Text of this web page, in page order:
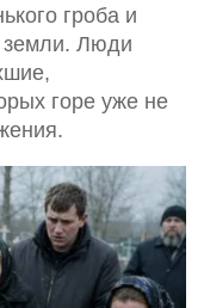
гроба и
земли. Люди
горе уже не